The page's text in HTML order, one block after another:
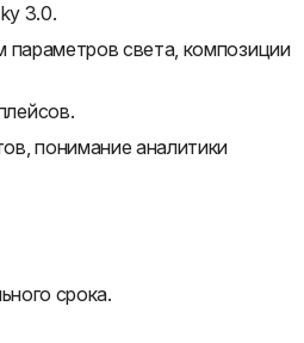
3.0.
параметров света, композиции
понимание аналитики
срока.